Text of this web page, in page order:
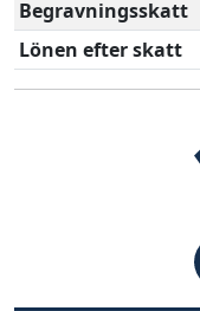
Begravningsskatt
Lönen efter skatt